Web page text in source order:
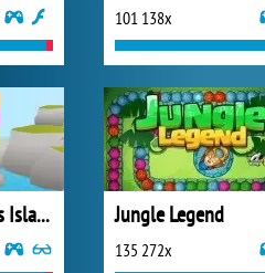
101 138x
Tower of Colors Island Edition Jungle Legend
135 272x